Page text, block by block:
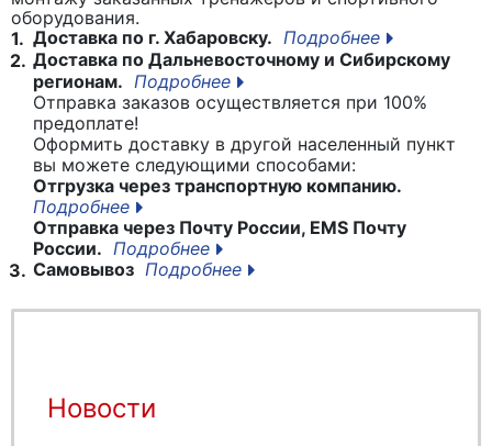
оборудования.
1. Доставка по г. Хабаровску. Подробнее
2. Доставка по Дальневосточному и Сибирскому
регионам. Подробнее
Отправка заказов осуществляется при 100%
предоплате!
Оформить доставку в другой населенный пункт
вы можете следующими способами:
Отгрузка через транспортную компанию.
Подробнее
Отправка через Почту России, EMS Почту
России. Подробнее
3. Самовывоз Подробнее
Новости